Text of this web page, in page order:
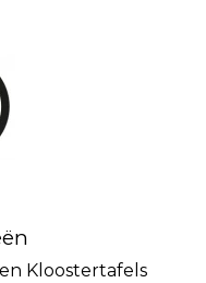
Kloostertafels